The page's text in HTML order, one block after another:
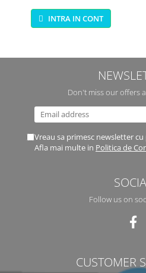
infrumusetare 80 piese
INTRA IN CONT
Don't miss our offers
Vreau sa primesc newsletter
Afla mai multe in Politica de
Follow us on
CUSTOMER